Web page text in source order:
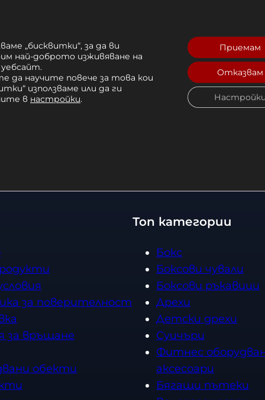
Evo Scales
лв.
OZ
за поверителност
за връщане
обекти
Топ категории
Бокс
Боксови чували
Боксови ръкавици
Дрехи
Детски дрехи
Суичъри
Фитнес
аксесоари
Бягащи пътеки
„бисквитки“, за да ви
най-доброто изживяване на
да научите повече за това кои
използваме или да ги
в настройки.
Приемам
Отказвам